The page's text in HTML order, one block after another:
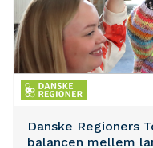
Danske Regioners
balancen mellem